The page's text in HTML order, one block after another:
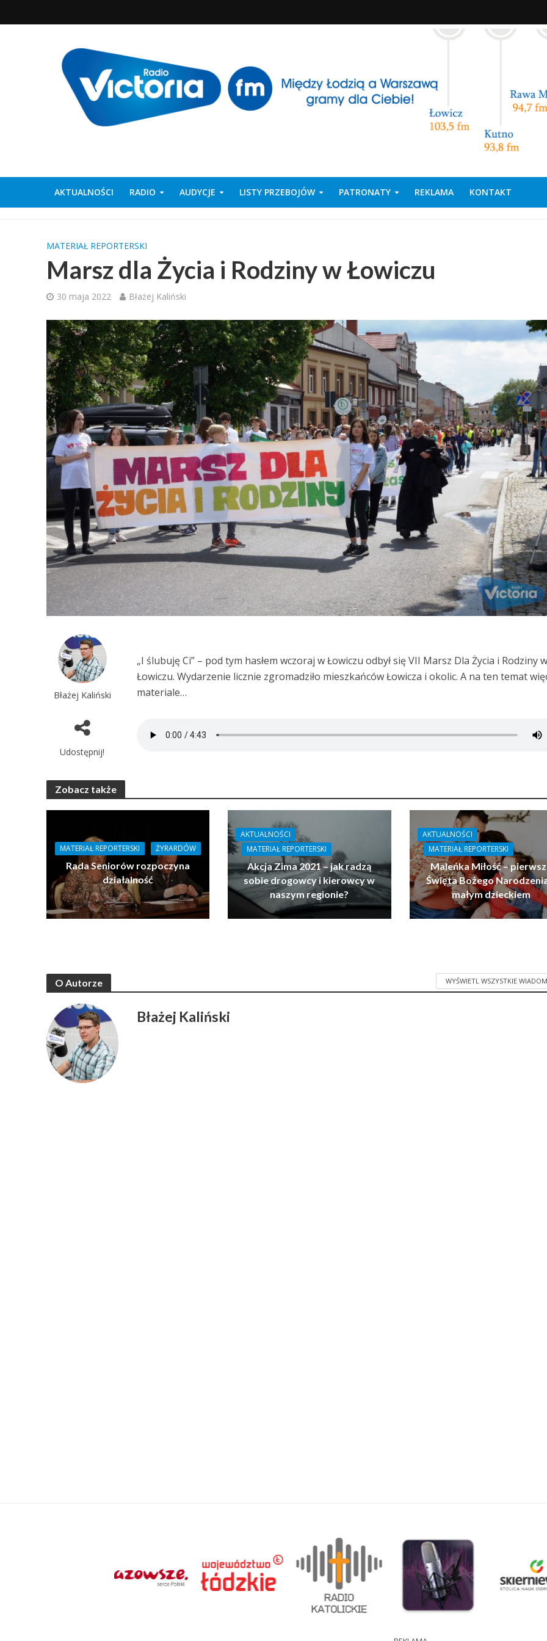
AKTUALNOŚCI RADIO AUDYCJE LISTY PRZEBOJÓW PATRONATY REKLAMA KONTAKT
MATERIAŁ REPORTERSKI
Marsz dla Życia i Rodziny w Łowiczu
30 maja 2022 Błażej Kaliński
Błażej Kaliński
Udostępnij!
„I ślubuję Ci” – pod tym hasłem wczoraj w Łowiczu odbył się VII Marsz Dla Życia i Rodziny
Łowiczu. Wydarzenie licznie zgromadziło mieszkańców Łowicza i okolic. A na ten temat
materiale…
Zobacz także
MATERIAŁ REPORTERSKI ŻYRARDÓW
Rada Seniorów rozpoczyna
działalność
AKTUALNOŚCI
MATERIAŁ REPORTERSKI
Akcja Zima 2021 – jak radzą
sobie drogowcy i kierowcy w
naszym regionie?
AKTUALNOŚCI
MATERIAŁ REPORTERSKI
Maleńka Miłość –
Święta Bożego
małym dzieckiem
O Autorze WYŚWIETL WSZYSTKIE
Błażej Kaliński